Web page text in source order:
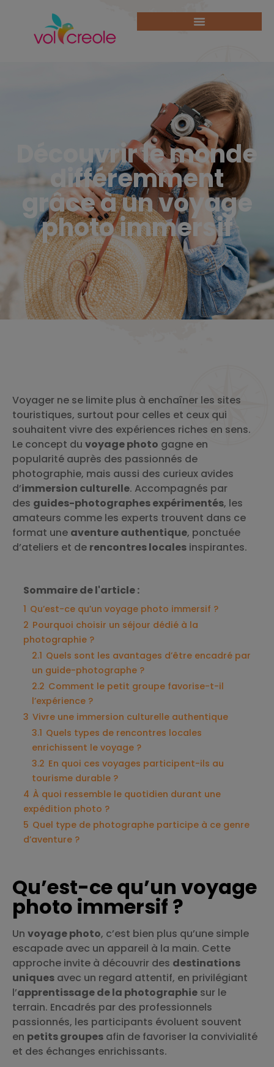
Découvrir le monde
différemment
grâce à un voyage
photo immersif
Voyager ne se limite plus à enchaîner les sites
touristiques, surtout pour celles et ceux qui
souhaitent vivre des expériences riches en sens.
Le concept du voyage photo gagne en
popularité auprès des passionnés de
photographie, mais aussi des curieux avides
d’immersion culturelle. Accompagnés par
des guides-photographes expérimentés, les
amateurs comme les experts trouvent dans ce
format une aventure authentique, ponctuée
d’ateliers et de rencontres locales inspirantes.
Sommaire de l'article :
1 Qu’est-ce qu’un voyage photo immersif ?
2 Pourquoi choisir un séjour dédié à la
photographie ?
2.1 Quels sont les avantages d’être encadré par
un guide-photographe ?
2.2 Comment le petit groupe favorise-t-il
l’expérience ?
3 Vivre une immersion culturelle authentique
3.1 Quels types de rencontres locales
enrichissent le voyage ?
3.2 En quoi ces voyages participent-ils au
tourisme durable ?
4 À quoi ressemble le quotidien durant une
expédition photo ?
5 Quel type de photographe participe à ce genre
d’aventure ?
Qu’est-ce qu’un voyage
photo immersif ?
Un voyage photo, c’est bien plus qu’une simple
escapade avec un appareil à la main. Cette
approche invite à découvrir des destinations
uniques avec un regard attentif, en privilégiant
l’apprentissage de la photographie sur le
terrain. Encadrés par des professionnels
passionnés, les participants évoluent souvent
en petits groupes afin de favoriser la convivialité
et des échanges enrichissants.